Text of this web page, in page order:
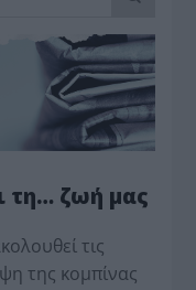
τη… ζωή μας
τις
της κο­μπίνας